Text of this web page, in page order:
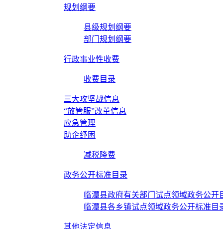
规划纲要
县级规划纲要
部门规划纲要
行政事业性收费
收费目录
三大攻坚战信息
“放管服”改革信息
应急管理
助企纾困
减税降费
政务公开标准目录
临潭县政府有关部门试点领域政务公开
临潭县各乡镇试点领域政务公开标准目
其他法定信息